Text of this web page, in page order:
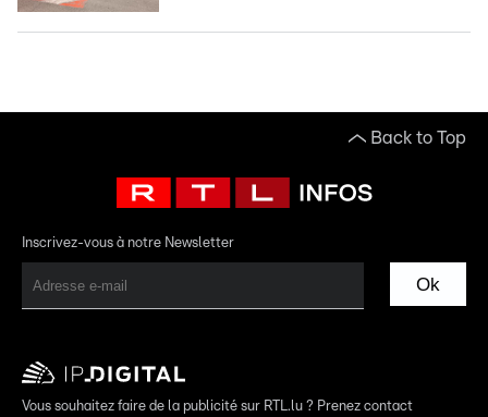
Back to Top
Inscrivez-vous à notre Newsletter
Ok
Vous souhaitez faire de la publicité sur RTL.lu ? Prenez contact